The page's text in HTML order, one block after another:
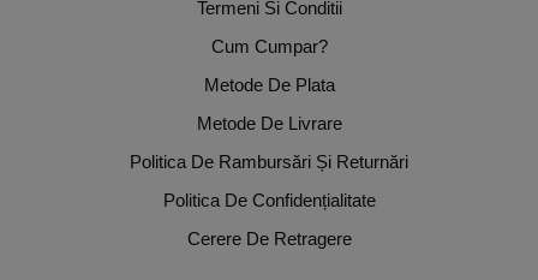
Termeni Si Conditii
Cum Cumpar?
Metode De Plata
Metode De Livrare
Politica De Rambursări Și Returnări
Politica De Confidențialitate
Cerere De Retragere